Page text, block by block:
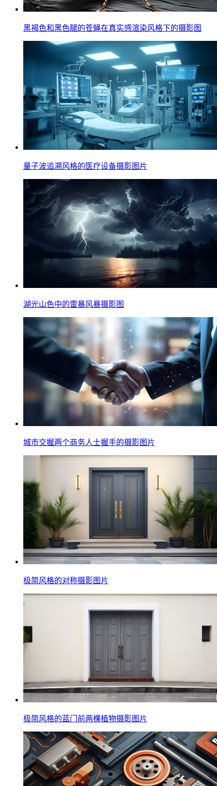
黑褐色和黑色腿的苍蝇在真实感渲染风格下的摄影图
量子波追溯风格的医疗设备摄影图片
湖光山色中的雷暴风暴摄影图
城市交握两个商务人士握手的摄影图片
极简风格的对称摄影图片
极简风格的蓝门前两棵植物摄影图片